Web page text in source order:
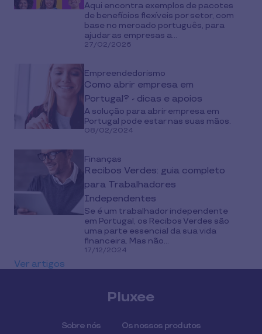
Aqui encontra exemplos de pacotes
de benefícios flexíveis por setor, com
base no mercado português, para
ajudar as empresas a...
27/02/2026
Empreendedorismo
Como abrir empresa em
Portugal? - dicas e apoios
A solução para abrir empresa em
Portugal pode estar nas suas mãos.
08/02/2024
Finanças
Recibos Verdes: guia completo
para Trabalhadores
Independentes
Se é um trabalhador independente
em Portugal, os Recibos Verdes são
uma parte essencial da sua vida
financeira. Mas não...
17/12/2024
Ver artigos
Pluxee
Sobre nós Os nossos produtos